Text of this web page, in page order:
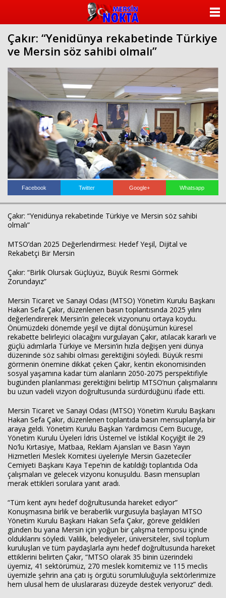
Çakır: “Yenidünya rekabetinde Türkiye
ve Mersin söz sahibi olmalı”
Facebook Twitter Google+ Whatsapp
Çakır: “Yenidünya rekabetinde Türkiye ve Mersin söz sahibi
olmalı”
MTSO’dan 2025 Değerlendirmesi: Hedef Yeşil, Dijital ve
Rekabetçi Bir Mersin
Çakır: “Birlik Olursak Güçlüyüz, Büyük Resmi Görmek
Zorundayız”
Mersin Ticaret ve Sanayi Odası (MTSO) Yönetim Kurulu Başkanı
Hakan Sefa Çakır, düzenlenen basın toplantısında 2025 yılını
değerlendirerek Mersin’in gelecek vizyonunu ortaya koydu.
Önümüzdeki dönemde yeşil ve dijital dönüşümün küresel
rekabette belirleyici olacağını vurgulayan Çakır, atılacak kararlı ve
güçlü adımlarla Türkiye ve Mersin’in hızla değişen yeni dünya
düzeninde söz sahibi olması gerektiğini söyledi. Büyük resmi
görmenin önemine dikkat çeken Çakır, kentin ekonomisinden
sosyal yaşamına kadar tüm alanların 2050-2075 perspektifiyle
bugünden planlanması gerektiğini belirtip MTSO’nun çalışmalarını
bu uzun vadeli vizyon doğrultusunda sürdürdüğünü ifade etti.
Mersin Ticaret ve Sanayi Odası (MTSO) Yönetim Kurulu Başkanı
Hakan Sefa Çakır, düzenlenen toplantıda basın mensuplarıyla bir
araya geldi. Yönetim Kurulu Başkan Yardımcısı Cem Bucuge,
Yönetim Kurulu Üyeleri İdris Üstemel ve İstiklal Koçyiğit ile 29
No’lu Kırtasiye, Matbaa, Reklam Ajansları ve Basın Yayın
Hizmetleri Meslek Komitesi üyeleriyle Mersin Gazeteciler
Cemiyeti Başkanı Kaya Tepe’nin de katıldığı toplantıda Oda
çalışmaları ve gelecek vizyonu konuşuldu. Basın mensupları
merak ettikleri sorulara yanıt aradı.
“Tüm kent aynı hedef doğrultusunda hareket ediyor”
Konuşmasına birlik ve beraberlik vurgusuyla başlayan MTSO
Yönetim Kurulu Başkanı Hakan Sefa Çakır, göreve geldikleri
günden bu yana Mersin için yoğun bir çalışma temposu içinde
olduklarını söyledi. Valilik, belediyeler, üniversiteler, sivil toplum
kuruluşları ve tüm paydaşlarla aynı hedef doğrultusunda hareket
ettiklerini belirten Çakır, “MTSO olarak 35 binin üzerindeki
üyemiz, 41 sektörümüz, 270 meslek komitemiz ve 115 meclis
üyemizle şehrin ana çatı iş örgütü sorumluluğuyla sektörlerimize
hem ulusal hem de uluslararası düzeyde destek veriyoruz” dedi.
KATEGORİLER
ANKETLER
FOTO GALERİ
VİDEO GALERİ
KÜNYE